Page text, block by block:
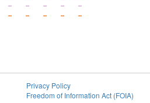
-- -- -- --
--
-- -- -- -- --
Privacy Policy
Freedom of Information Act (FOIA)